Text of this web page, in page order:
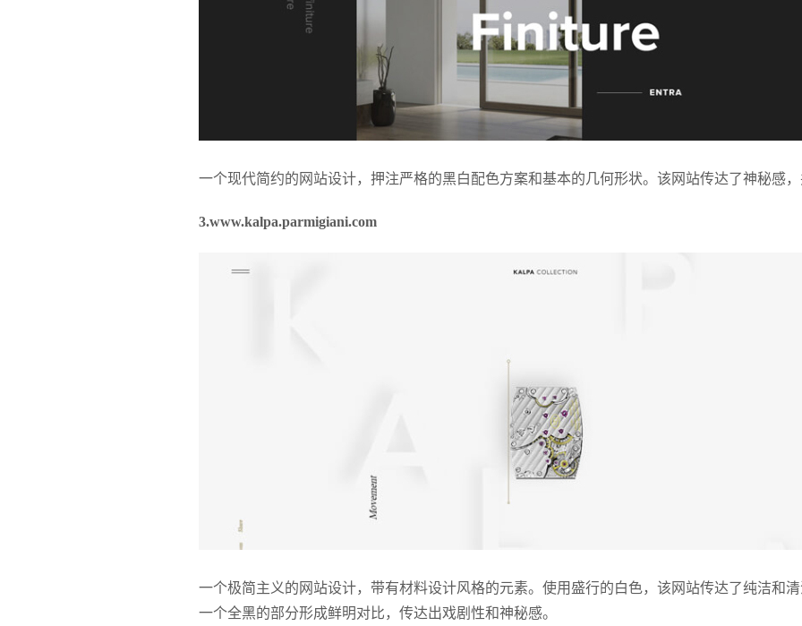
一个现代简约的网站设计，押注严格的黑白配色方案和基本的几何形状。该网站传达了神秘感
3.www.kalpa.parmigiani.com
一个极简主义的网站设计，带有材料设计风格的元素。使用盛行的白色，该网站传达了纯洁和
一个全黑的部分形成鲜明对比，传达出戏剧性和神秘感。